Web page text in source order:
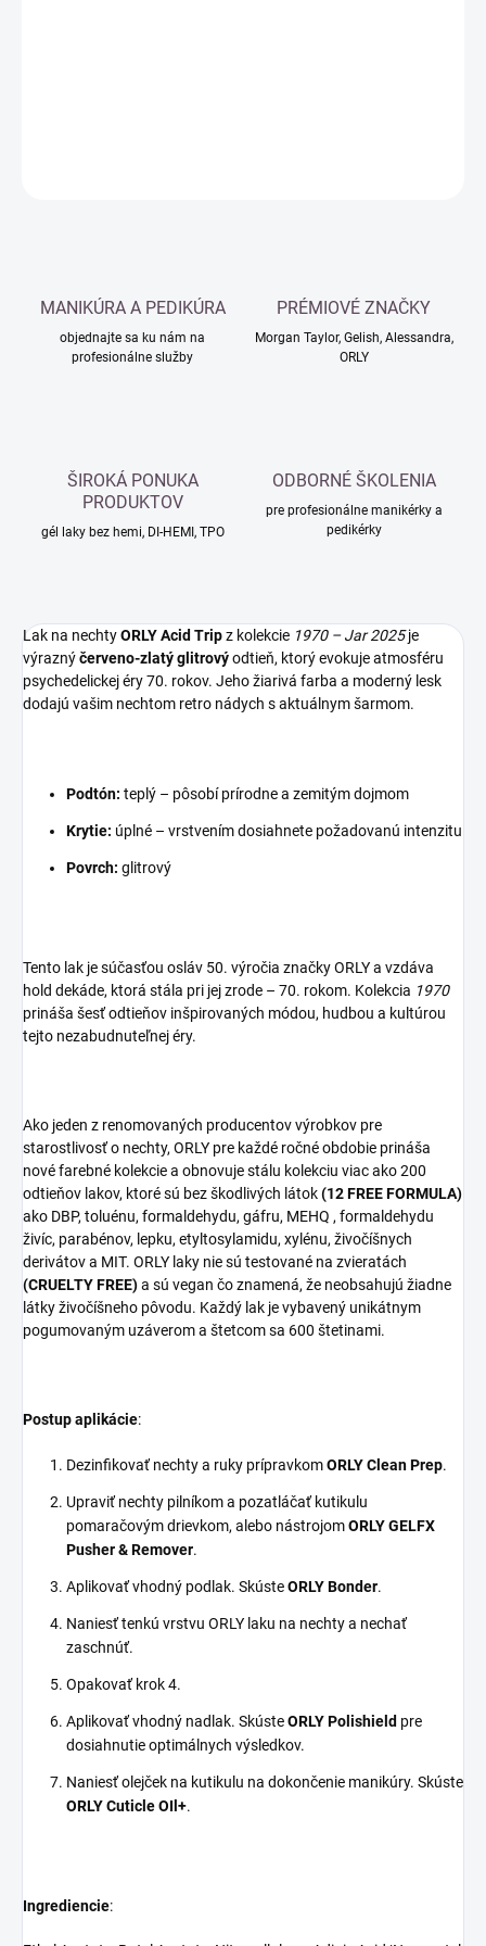
MANIKÚRA A PEDIKÚRA
objednajte sa ku nám na
profesionálne služby
PRÉMIOVÉ ZNAČKY
Morgan Taylor, Gelish, Alessandra,
ORLY
ŠIROKÁ PONUKA
PRODUKTOV
gél laky bez hemi, DI-HEMI, TPO
ODBORNÉ ŠKOLENIA
pre profesionálne manikérky a
pedikérky
Lak na nechtyORLY Acid Tripz kolekcie 1970 – Jar 2025je
výraznýčerveno-zlatý glitrovýodtieň, ktorý evokuje atmosféru
psychedelickej éry 70. rokov. Jeho žiarivá farba a moderný lesk
dodajú vašim nechtom retro nádych s aktuálnym šarmom.
Podtón: teplý – pôsobí prírodne a zemitým dojmom
Krytie: úplné – vrstvením dosiahnete požadovanú intenzitu
Povrch: glitrový
Tento lak je súčasťou osláv 50. výročia značky ORLY a vzdáva
hold dekáde, ktorá stála pri jej zrode – 70. rokom. Kolekcia 1970
prináša šesť odtieňov inšpirovaných módou, hudbou a kultúrou
tejto nezabudnuteľnej éry.
Ako jeden z renomovaných producentov výrobkov pre
starostlivosť o nechty, ORLY pre každé ročné obdobie prináša
nové farebné kolekcie a obnovuje stálu kolekciu viac ako 200
odtieňov lakov, ktoré sú bez škodlivých látok(12 FREE FORMULA)
ako DBP, toluénu, formaldehydu, gáfru, MEHQ , formaldehydu
živíc, parabénov, lepku, etyltosylamidu, xylénu, živočíšnych
derivátov a MIT. ORLY laky nie sú testované na zvieratách
(CRUELTY FREE)a sú vegan čo znamená, že neobsahujú žiadne
látky živočíšneho pôvodu. Každý lak je vybavený unikátnym
pogumovaným uzáverom a štetcom sa 600 štetinami.
Postup aplikácie:
Dezinfikovať nechty a ruky prípravkomORLY Clean Prep.
Upraviť nechty pilníkom a pozatláčať kutikulu
pomaračovým drievkom, alebo nástrojomORLY GELFX
Pusher & Remover.
Aplikovať vhodný podlak. SkústeORLY Bonder.
Naniesť tenkú vrstvu ORLY laku na nechty a nechať
zaschnúť.
Opakovať krok 4.
Aplikovať vhodný nadlak. SkústeORLY Polishield pre
dosiahnutie optimálnych výsledkov.
Naniesť olejček na kutikulu na dokončenie manikúry. Skúste
ORLY Cuticle OIl+.
Ingrediencie: